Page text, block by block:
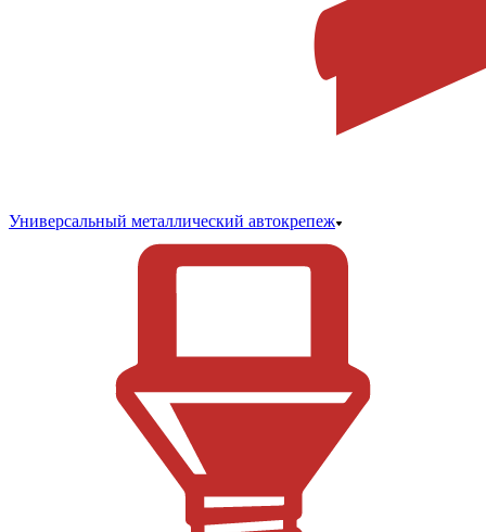
Универсальный металлический автокрепеж